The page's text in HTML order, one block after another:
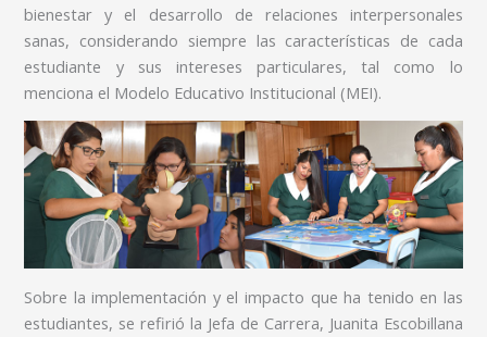
bienestar y el desarrollo de relaciones interpersonales
sanas, considerando siempre las características de cada
estudiante y sus intereses particulares, tal como lo
menciona el Modelo Educativo Institucional (MEI).
Sobre la implementación y el impacto que ha tenido en las
estudiantes, se refirió la Jefa de Carrera, Juanita Escobillana